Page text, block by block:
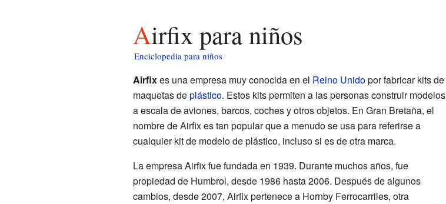
Airfix para niños
Enciclopedia para niños
Airfixes una empresa muy conocida en el Reino Unidopor fabricar kits de
maquetas deplástico. Estos kits permiten a las personas construir modelos
a escala de aviones, barcos, coches y otros objetos. En Gran Bretaña, el
nombre de Airfix es tan popular que a menudo se usa para referirse a
cualquier kit de modelo de plástico, incluso si es de otra marca.
La empresa Airfix fue fundada en 1939. Durante muchos años, fue
propiedad de Humbrol, desde 1986 hasta 2006. Después de algunos
cambios, desde 2007, Airfix pertenece a Hornby Ferrocarriles, otra